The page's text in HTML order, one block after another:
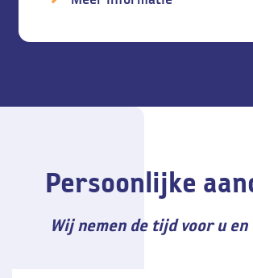
Persoonlijke
Wij nemen de tijd voor u en